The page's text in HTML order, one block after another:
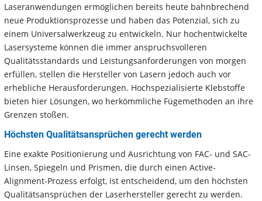
Laseranwendungen ermöglichen bereits heute bahnbrechend
neue Produktionsprozesse und haben das Potenzial, sich zu
einem Universalwerkzeug zu entwickeln. Nur hochentwickelte
Lasersysteme können die immer anspruchsvolleren
Qualitätsstandards und Leistungsanforderungen von morgen
erfüllen, stellen die Hersteller von Lasern jedoch auch vor
erhebliche Herausforderungen. Hochspezialisierte Klebstoffe
bieten hier Lösungen, wo herkömmliche Fügemethoden an ihre
Grenzen stoßen.
Höchsten Qualitätsansprüchen gerecht werden
Eine exakte Positionierung und Ausrichtung von FAC- und SAC-
Linsen, Spiegeln und Prismen, die durch einen Active-
Alignment-Prozess erfolgt, ist entscheidend, um den höchsten
Qualitätsansprüchen der Laserhersteller gerecht zu werden.